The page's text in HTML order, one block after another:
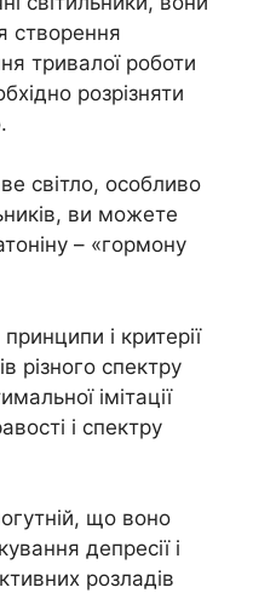
створення
тривалої роботи
розрізняти
світло, особливо
ви можете
– «гормону
і критерії
різного спектру
імітації
і спектру
що воно
депресії і
розладів